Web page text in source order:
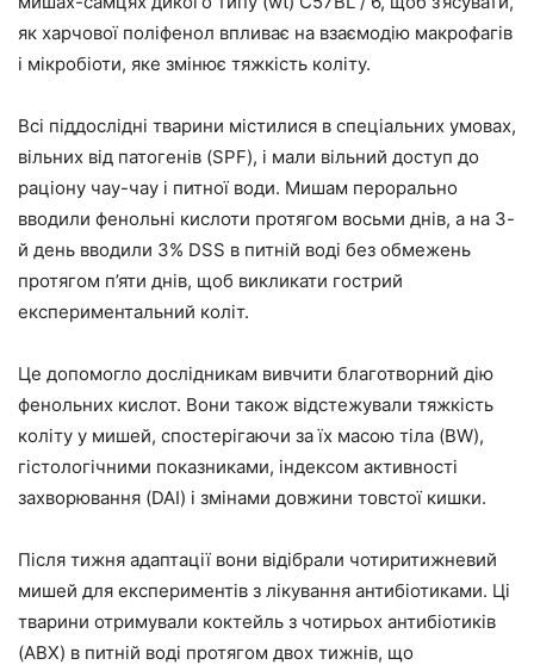
як харчової поліфенол впливає на взаємодію макрофагів
і мікробіоти, яке змінює тяжкість коліту.
Всі піддослідні тварини містилися в спеціальних умовах,
вільних від патогенів (SPF), і мали вільний доступ до
раціону чау-чау і питної води. Мишам перорально
вводили фенольні кислоти протягом восьми днів, а на 3-
й день вводили 3% DSS в питній воді без обмежень
протягом п’яти днів, щоб викликати гострий
експериментальний коліт.
Це допомогло дослідникам вивчити благотворний дію
фенольних кислот. Вони також відстежували тяжкість
коліту у мишей, спостерігаючи за їх масою тіла (BW),
гістологічними показниками, індексом активності
захворювання (DAI) і змінами довжини товстої кишки.
Після тижня адаптації вони відібрали чотиритижневий
мишей для експериментів з лікування антибіотиками. Ці
тварини отримували коктейль з чотирьох антибіотиків
(ABX) в питній воді протягом двох тижнів, що